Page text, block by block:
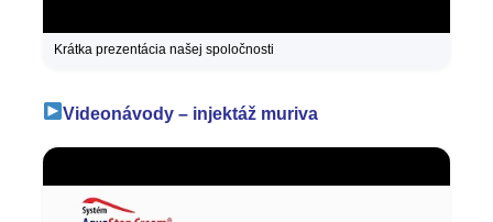
Krátka prezentácia našej spoločnosti
Videonávody – injektáž muriva